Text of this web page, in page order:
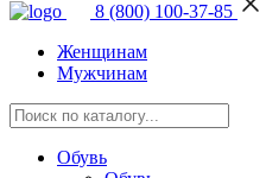
8 (800) 100-37-85
Женщинам
Мужчинам
Обувь